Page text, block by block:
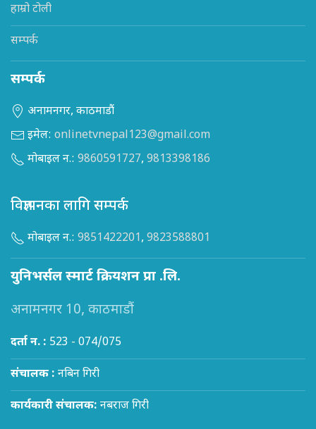
हाम्रो टोली
सम्पर्क
सम्पर्क
अनामनगर, काठमाडौं
इमेल: onlinetvnepal123@gmail.com
मोबाइल न.: 9860591727, 9813398186
विज्ञापनका लागि सम्पर्क
मोबाइल न.: 9851422201, 9823588801
युनिभर्सल स्मार्ट क्रियशन प्रा .लि.
अनामनगर 10, काठमाडौं
दर्ता न. : 523 - 074/075
संचालक : नबिन गिरी
कार्यकारी संचालक: नबराज गिरी